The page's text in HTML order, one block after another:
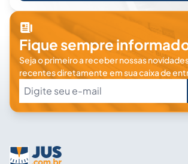
Fique sempre
Seja o primeiro a receber nossas
recentes diretamente em sua caixa de